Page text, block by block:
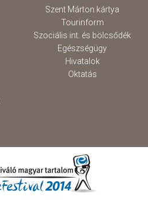
Szent Márton kártya
Tourinform
Szociális int. és bölcsődék
Egészségügy
Hivatalok
Oktatás